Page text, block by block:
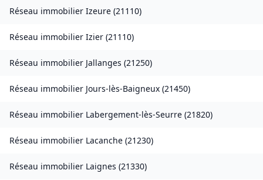
Réseau immobilier Izeure (21110)
Réseau immobilier Izier (21110)
Réseau immobilier Jallanges (21250)
Réseau immobilier Jours-lès-Baigneux (21450)
Réseau immobilier Labergement-lès-Seurre (21820)
Réseau immobilier Lacanche (21230)
Réseau immobilier Laignes (21330)